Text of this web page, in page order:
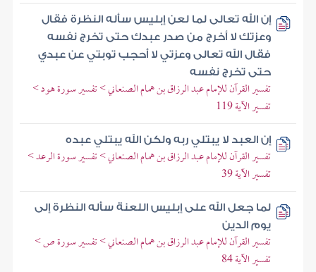
إن الله تعالى لما لعن إبليس سأله النظرة فقال
وعزتك لا أخرج من صدر عبدك حتى تخرج نفسه
فقال الله تعالى وعزتي لا أحجب توبتي عن عبدي
حتى تخرج نفسه
تفسير القرآن للإمام عبد الرزاق بن همام الصنعاني > تفسير سورة هود >
تفسير الآية 119
إن العبد لا يبتلي ربه ولكن الله يبتلي عبده
تفسير القرآن للإمام عبد الرزاق بن همام الصنعاني > تفسير سورة الرعد >
تفسير الآية 39
لما جعل الله على إبليس اللعنة سأله النظرة إلى
يوم الدين
تفسير القرآن للإمام عبد الرزاق بن همام الصنعاني > تفسير سورة ص >
تفسير الآية 84